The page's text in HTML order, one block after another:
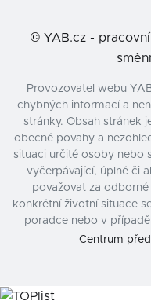
© YAB.cz -
Provozovatel webu
chybných informací a
stránky. Obsah stránek
obecné povahy a
situaci určité osoby nebo
vyčerpávající, úplné či
považovat za
konkrétní životní situace
poradce nebo v
Centrum